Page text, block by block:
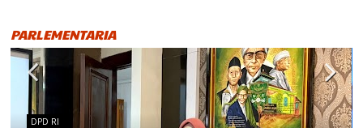
PARLEMENTARIA
DPD RI